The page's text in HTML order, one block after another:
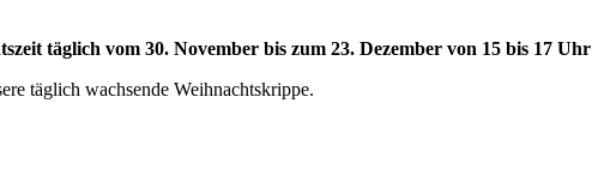
täglich vom 30. November bis zum 23. Dezember von 15 bis 17 Uhr
täglich wachsende Weihnachtskrippe.